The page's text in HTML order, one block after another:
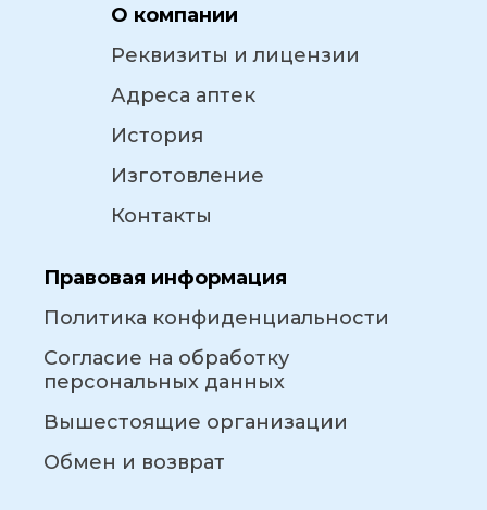
О компании
Реквизиты и лицензии
Адреса аптек
История
Изготовление
Контакты
Правовая информация
Политика конфиденциальности
Согласие на обработку
персональных данных
Вышестоящие организации
Обмен и возврат